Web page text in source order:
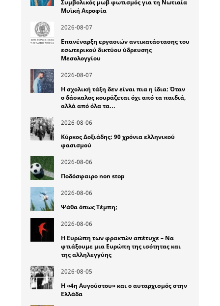
Συμβολικός μωβ φωτισμός για τη Νωτιαία
Μυϊκή Ατροφία
2026-08-07
Επανέναρξη εργασιών αντικατάστασης του
εσωτερικού δικτύου ύδρευσης
Μεσολογγίου
2026-08-07
Η σχολική τάξη δεν είναι πια η ίδια: Όταν
ο δάσκαλος κουράζεται όχι από τα παιδιά,
αλλά από όλα τα…
2026-08-06
Κύρκος Δοξιάδης: 90 χρόνια ελληνικού
φασισμού
2026-08-06
Ποδόσφαιρο non stop
2026-08-06
Ψάθα όπως Τέμπη;
2026-08-06
Η Ευρώπη των φρακτών απέτυχε – Να
φτιάξουμε μια Ευρώπη της ισότητας και
της αλληλεγγύης
2026-08-05
Η «4η Αυγούστου» και ο αυταρχισμός στην
Ελλάδα